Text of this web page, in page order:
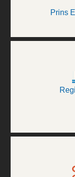
Prins